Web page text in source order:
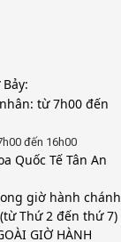
từ 7h00 đến
đến 16h00
Quốc Tế Tân An
giờ hành chánh
Thứ 2 đến thứ 7)
GIỜ HÀNH